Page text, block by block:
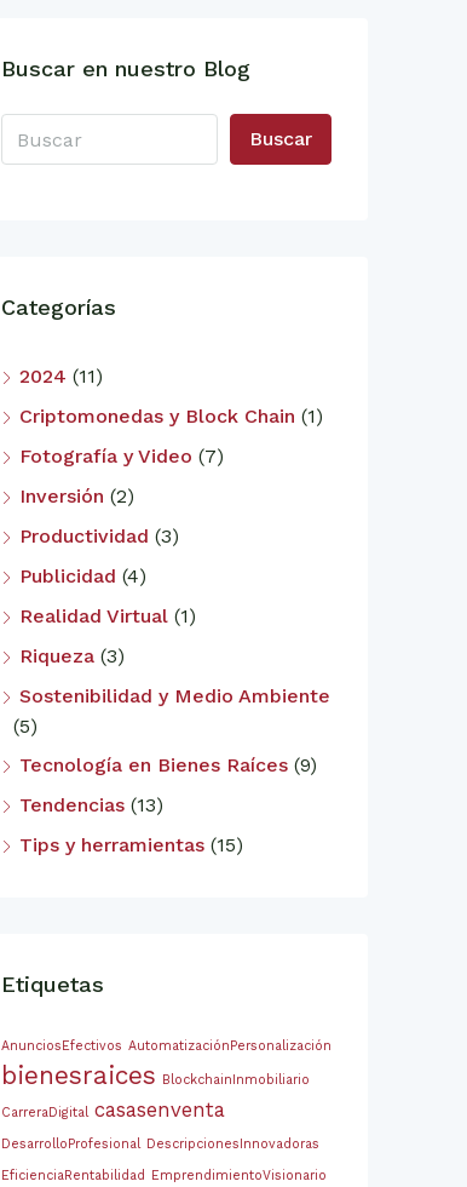
Buscar en nuestro Blog
Buscar
Categorías
2024 (11)
Criptomonedas y Block Chain (1)
Fotografía y Video (7)
Inversión (2)
Productividad (3)
Publicidad (4)
Realidad Virtual (1)
Riqueza (3)
Sostenibilidad y Medio Ambiente
(5)
Tecnología en Bienes Raíces (9)
Tendencias (13)
Tips y herramientas (15)
Etiquetas
AnunciosEfectivos AutomatizaciónPersonalización
bienesraices BlockchainInmobiliario
CarreraDigital casasenventa
DesarrolloProfesional DescripcionesInnovadoras
EficienciaRentabilidad EmprendimientoVisionario